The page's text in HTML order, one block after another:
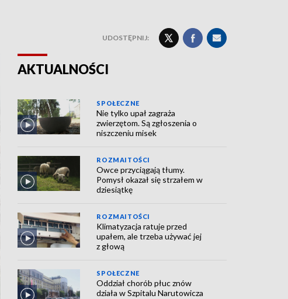
UDOSTĘPNIJ:
AKTUALNOŚCI
SPOŁECZNE
Nie tylko upał zagraża
zwierzętom. Są zgłoszenia o
niszczeniu misek
ROZMAITOŚCI
Owce przyciągają tłumy.
Pomysł okazał się strzałem w
dziesiątkę
ROZMAITOŚCI
Klimatyzacja ratuje przed
upałem, ale trzeba używać jej
z głową
SPOŁECZNE
Oddział chorób płuc znów
działa w Szpitalu Narutowicza